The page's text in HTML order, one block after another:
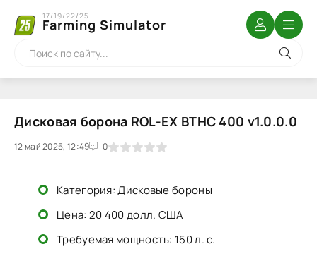
Farming Simulator
17/19/22/25
Дисковая борона ROL-EX BTHC 400 v1.0.0.0
12 май 2025, 12:49 0
1 2 3 4 5
Категория: Дисковые бороны
Цена: 20 400 долл. США
Требуемая мощность: 150 л. с.